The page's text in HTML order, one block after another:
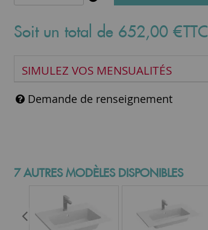
Soit un total de 652,00 €TTC
SIMULEZ VOS MENSUALITÉS
Demande de renseignement
7 AUTRES MODÈLES DISPONIBLES